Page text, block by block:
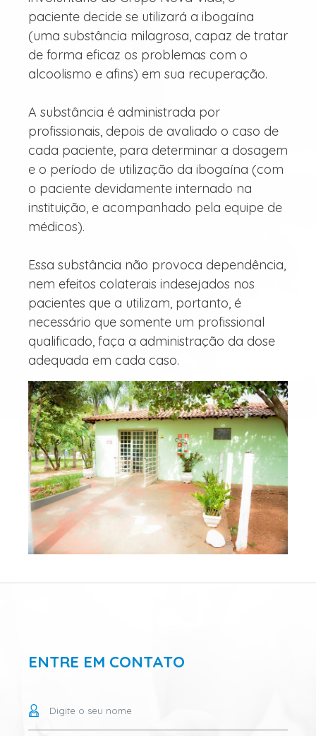
paciente decide se utilizará a ibogaína
(uma substância milagrosa, capaz de tratar
de forma eficaz os problemas com o
alcoolismo e afins) em sua recuperação.
A substância é administrada por
profissionais, depois de avaliado o caso de
cada paciente, para determinar a dosagem
e o período de utilização da ibogaína (com
o paciente devidamente internado na
instituição, e acompanhado pela equipe de
médicos).
Essa substância não provoca dependência,
nem efeitos colaterais indesejados nos
pacientes que a utilizam, portanto, é
necessário que somente um profissional
qualificado, faça a administração da dose
adequada em cada caso.
ENTRE EM CONTATO